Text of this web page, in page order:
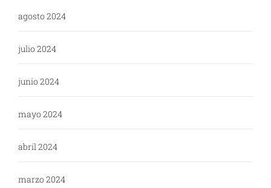
agosto 2024
julio 2024
junio 2024
mayo 2024
abril 2024
marzo 2024